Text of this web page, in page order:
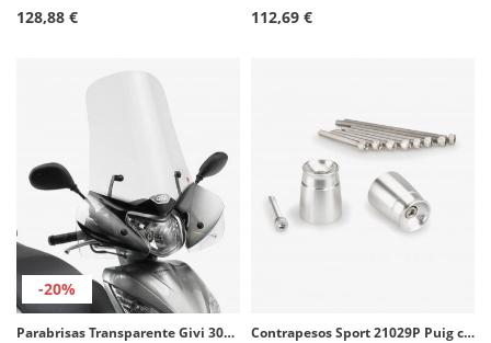
128,88 € 112,69 €
-20%
Parabrisas Transparente Givi 308A para Varios modelos de Honda, Keeway y Yamaha Contrapesos Sport 21029P Puig color Plata para varios modelos de Suzuki y Yamaha